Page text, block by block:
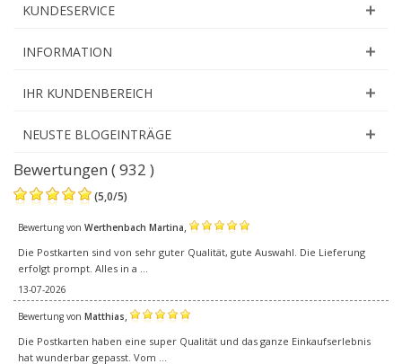
KUNDESERVICE
INFORMATION
IHR KUNDENBEREICH
NEUSTE BLOGEINTRÄGE
Bewertungen ( 932 )
(5,0/5)
Bewertung von Werthenbach Martina,
Die Postkarten sind von sehr guter Qualität, gute Auswahl. Die Lieferung
erfolgt prompt. Alles in a ...
13-07-2026
Bewertung von Matthias,
Die Postkarten haben eine super Qualität und das ganze Einkaufserlebnis
hat wunderbar gepasst. Vom ...